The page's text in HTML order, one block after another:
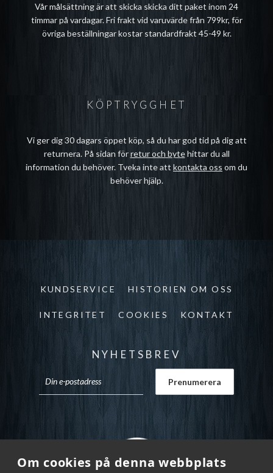
Om cookies på denna webbplats
Vår målsättning är att skicka skicka ditt paket inom 24
timmar på vardagar. Fri frakt vid varuvärde från 799kr, för
övriga beställningar kostar standardfrakt 45-49 kr.
KÖPTRYGGHET
Vi ger dig 30 dagars öppet köp, så du har god tid på dig att
returnera. På sidan förretur och bytehittar du all
information du behöver. Tveka inte att kontakta oss om du
behöver hjälp.
KUNDSERVICE HISTORIEN OM OSS
INTEGRITET COOKIES KONTAKT
NYHETSBREV